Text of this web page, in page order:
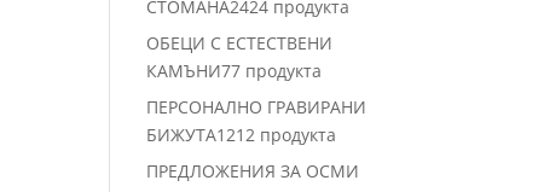
СТОМАНА2424 продукта
ОБЕЦИ С ЕСТЕСТВЕНИ
КАМЪНИ77 продукта
ПЕРСОНАЛНО ГРАВИРАНИ
БИЖУТА1212 продукта
ПРЕДЛОЖЕНИЯ ЗА ОСМИ